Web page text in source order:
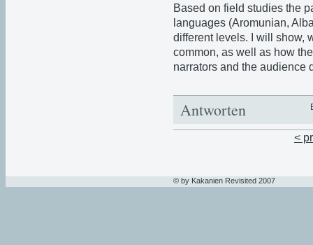
Based on field studies the
languages (Aro­munian,
different levels. I will show,
common, as well as how
narrators and the audience
Antworten
<
© by Kakanien Revisited 2007